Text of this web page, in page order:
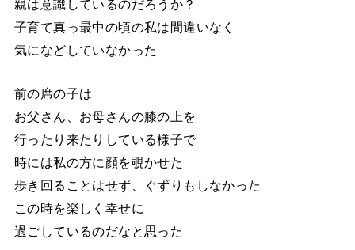
親は意識しているのだろうか？
子育て真っ最中の頃の私は間違いなく
気になどしていなかった
前の席の子は
お父さん、お母さんの膝の上を
行ったり来たりしている様子で
時には私の方に顔を覗かせた
歩き回ることはせず、ぐずりもしなかった
この時を楽しく幸せに
過ごしているのだなと思った